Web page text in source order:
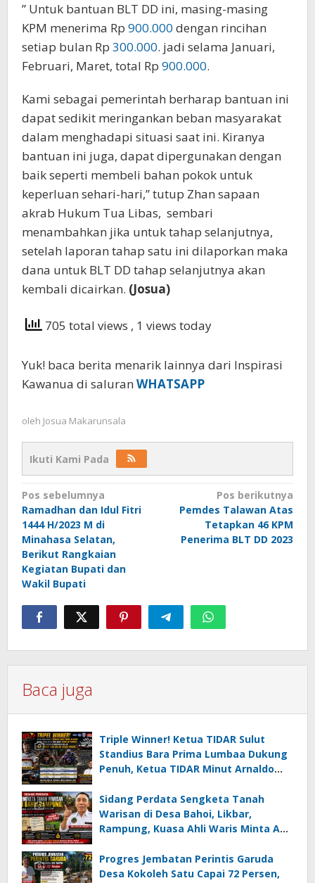
” Untuk bantuan BLT DD ini, masing-masing
KPM menerima Rp 900.000 dengan rincihan
setiap bulan Rp 300.000. jadi selama Januari,
Februari, Maret, total Rp 900.000.
Kami sebagai pemerintah berharap bantuan ini
dapat sedikit meringankan beban masyarakat
dalam menghadapi situasi saat ini. Kiranya
bantuan ini juga, dapat dipergunakan dengan
baik seperti membeli bahan pokok untuk
keperluan sehari-hari,” tutup Zhan sapaan
akrab Hukum Tua Libas, sembari
menambahkan jika untuk tahap selanjutnya,
setelah laporan tahap satu ini dilaporkan maka
dana untuk BLT DD tahap selanjutnya akan
kembali dicairkan. (Josua)
705 total views , 1 views today
Yuk! baca berita menarik lainnya dari Inspirasi
Kawanua di saluran WHATSAPP
oleh Josua Makarunsala
Ikuti Kami Pada
Navigasi
pos
Pos sebelumnya
Ramadhan dan Idul Fitri
1444 H/2023 M di
Minahasa Selatan,
Berikut Rangkaian
Kegiatan Bupati dan
Wakil Bupati
Pos berikutnya
Pemdes Talawan Atas
Tetapkan 46 KPM
Penerima BLT DD 2023
Baca juga
Triple Winner! Ketua TIDAR Sulut
Standius Bara Prima Lumbaa Dukung
Penuh, Ketua TIDAR Minut Arnaldo
05 MC JOE Sapu Bersih Tiga Gelar
Juara Umum
Sidang Perdata Sengketa Tanah
Warisan di Desa Bahoi, Likbar,
Rampung, Kuasa Ahli Waris Minta APH
Korupsi Dandes
Progres Jembatan Perintis Garuda
Desa Kokoleh Satu Capai 72 Persen,